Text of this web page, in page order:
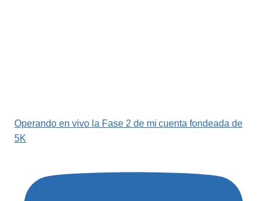
Operando en vivo la Fase 2 de mi cuenta fondeada de
5K